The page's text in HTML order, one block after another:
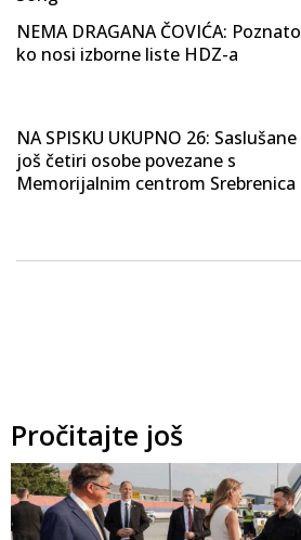
NEMA DRAGANA ČOVIĆA: Poznato
ko nosi izborne liste HDZ-a
NA SPISKU UKUPNO 26: Saslušane
još četiri osobe povezane s
Memorijalnim centrom Srebrenica
Pročitajte još